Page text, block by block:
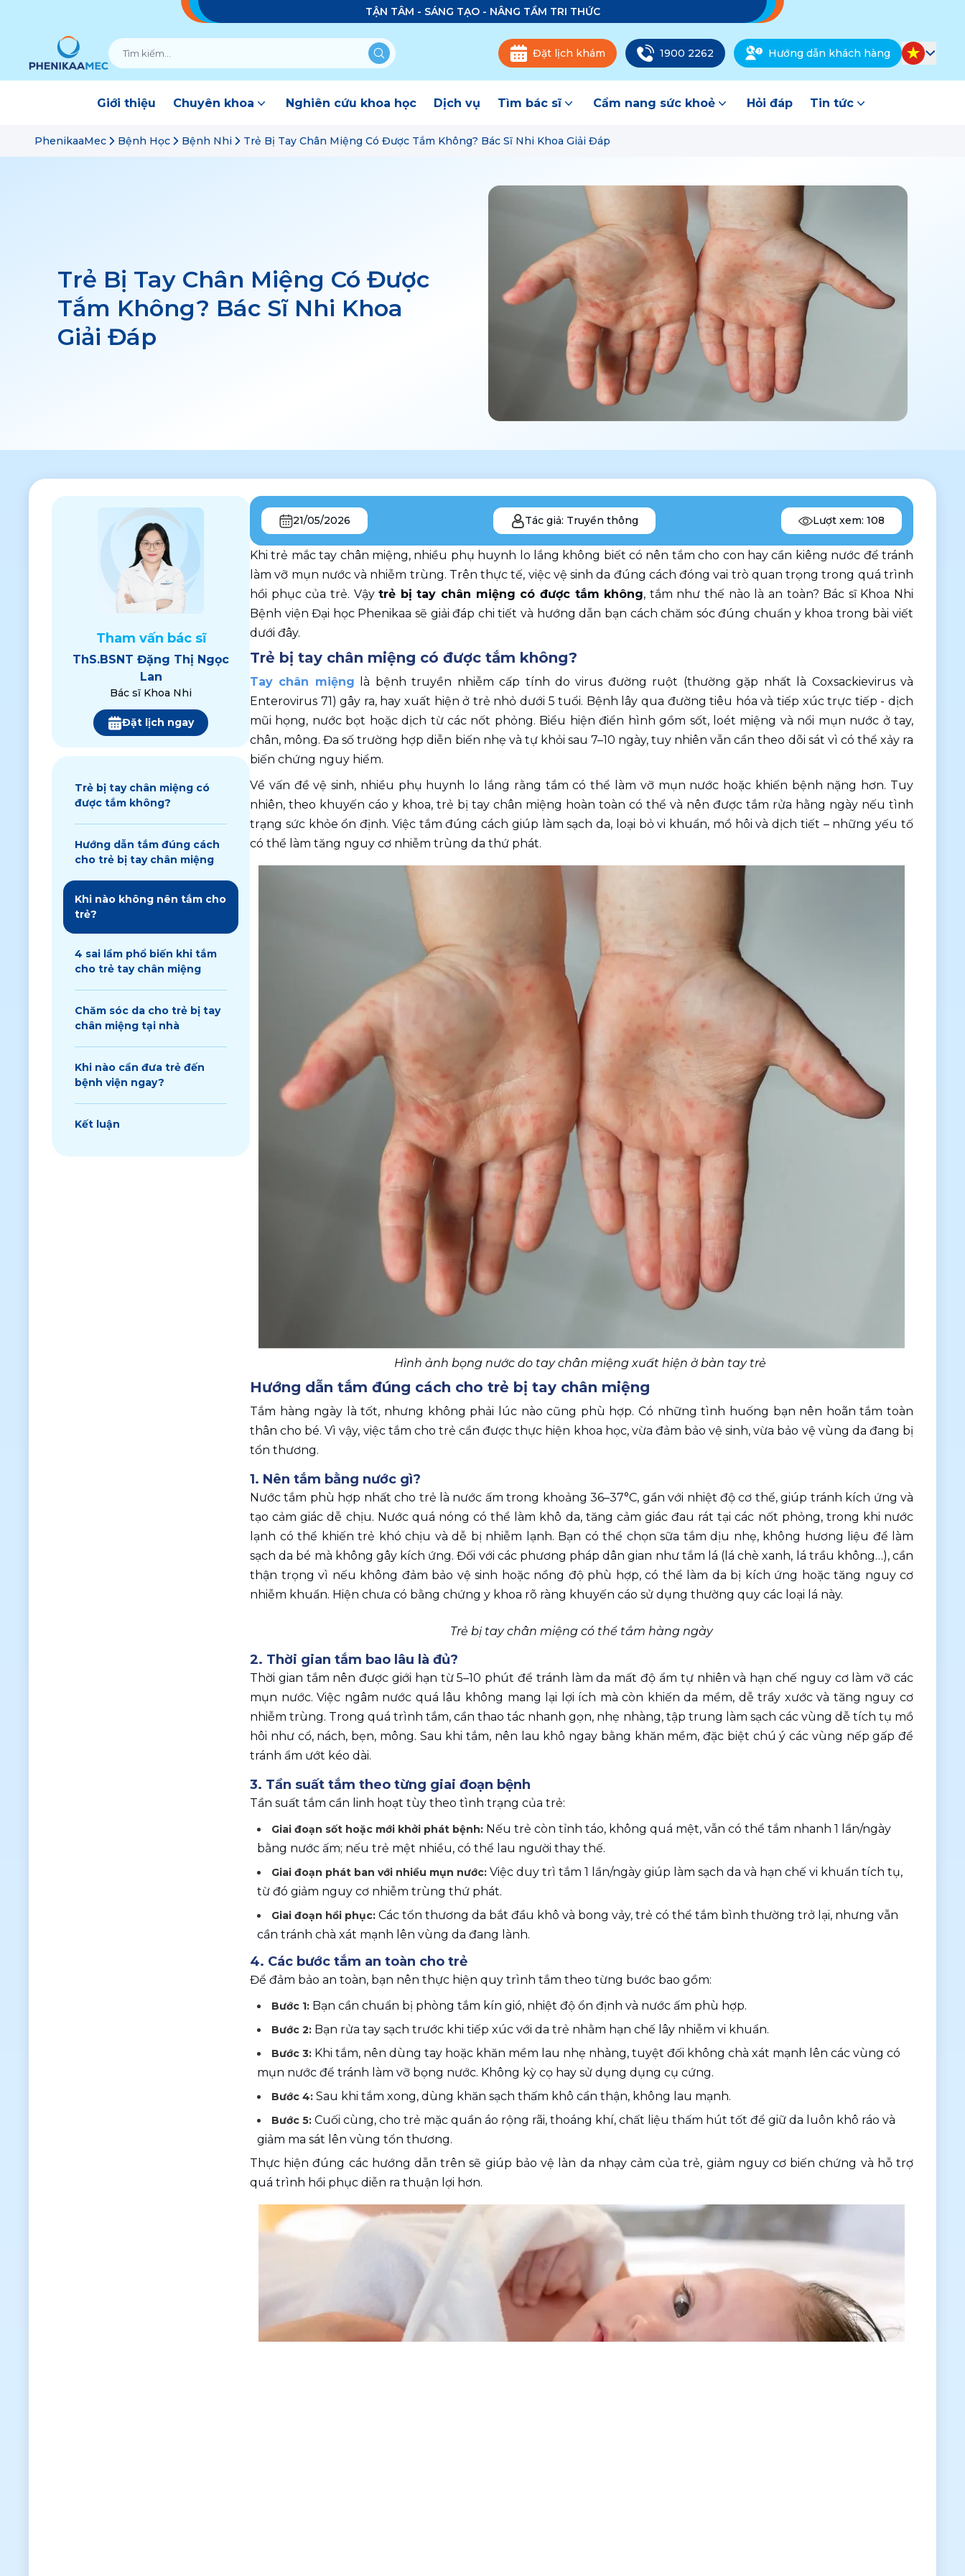
TẬN TÂM - SÁNG TẠO - NÂNG TẦM TRI THỨC
Đặt lịch khám 1900 2262 Hướng dẫn khách hàng
Giới thiệu Chuyên khoa Nghiên cứu khoa học Dịch vụ Tìm bác sĩ Cẩm nang sức khoẻ Hỏi đáp Tin tức
PhenikaaMec Bệnh Học Bệnh Nhi Trẻ Bị Tay Chân Miệng Có Được Tắm Không? Bác Sĩ Nhi Khoa Giải Đáp
Trẻ Bị Tay Chân Miệng Có Được
Tắm Không? Bác Sĩ Nhi Khoa
Giải Đáp
Tham vấn bác sĩ
ThS.BSNT Đặng Thị Ngọc
Lan
Bác sĩ Khoa Nhi
Đặt lịch ngay
Trẻ bị tay chân miệng có
được tắm không?
Hướng dẫn tắm đúng cách
cho trẻ bị tay chân miệng
Khi nào không nên tắm cho
trẻ?
4 sai lầm phổ biến khi tắm
cho trẻ tay chân miệng
Chăm sóc da cho trẻ bị tay
chân miệng tại nhà
Khi nào cần đưa trẻ đến
bệnh viện ngay?
Kết luận
21/05/2026 Tác giả: Truyền thông Lượt xem: 108
Khi trẻ mắc tay chân miệng, nhiều phụ huynh lo lắng không biết có nên tắm cho con hay cần kiêng nước để tránh
làm vỡ mụn nước và nhiễm trùng. Trên thực tế, việc vệ sinh da đúng cách đóng vai trò quan trọng trong quá trình
hồi phục của trẻ. Vậy trẻ bị tay chân miệng có được tắm không, tắm như thế nào là an toàn? Bác sĩ Khoa Nhi
Bệnh viện Đại học Phenikaa sẽ giải đáp chi tiết và hướng dẫn bạn cách chăm sóc đúng chuẩn y khoa trong bài viết
dưới đây.
Trẻ bị tay chân miệng có được tắm không?
Tay chân miệng là bệnh truyền nhiễm cấp tính do virus đường ruột (thường gặp nhất là Coxsackievirus và
Enterovirus 71) gây ra, hay xuất hiện ở trẻ nhỏ dưới 5 tuổi. Bệnh lây qua đường tiêu hóa và tiếp xúc trực tiếp - dịch
mũi họng, nước bọt hoặc dịch từ các nốt phỏng. Biểu hiện điển hình gồm sốt, loét miệng và nổi mụn nước ở tay,
chân, mông. Đa số trường hợp diễn biến nhẹ và tự khỏi sau 7–10 ngày, tuy nhiên vẫn cần theo dõi sát vì có thể xảy ra
biến chứng nguy hiểm.
Về vấn đề vệ sinh, nhiều phụ huynh lo lắng rằng tắm có thể làm vỡ mụn nước hoặc khiến bệnh nặng hơn. Tuy
nhiên, theo khuyến cáo y khoa, trẻ bị tay chân miệng hoàn toàn có thể và nên được tắm rửa hằng ngày nếu tình
trạng sức khỏe ổn định. Việc tắm đúng cách giúp làm sạch da, loại bỏ vi khuẩn, mồ hôi và dịch tiết – những yếu tố
có thể làm tăng nguy cơ nhiễm trùng da thứ phát.
Hình ảnh bọng nước do tay chân miệng xuất hiện ở bàn tay trẻ
Hướng dẫn tắm đúng cách cho trẻ bị tay chân miệng
Tắm hàng ngày là tốt, nhưng không phải lúc nào cũng phù hợp. Có những tình huống bạn nên hoãn tắm toàn
thân cho bé. Vì vậy, việc tắm cho trẻ cần được thực hiện khoa học, vừa đảm bảo vệ sinh, vừa bảo vệ vùng da đang bị
tổn thương.
1. Nên tắm bằng nước gì?
Nước tắm phù hợp nhất cho trẻ là nước ấm trong khoảng 36–37°C, gần với nhiệt độ cơ thể, giúp tránh kích ứng và
tạo cảm giác dễ chịu. Nước quá nóng có thể làm khô da, tăng cảm giác đau rát tại các nốt phỏng, trong khi nước
lạnh có thể khiến trẻ khó chịu và dễ bị nhiễm lạnh. Bạn có thể chọn sữa tắm dịu nhẹ, không hương liệu để làm
sạch da bé mà không gây kích ứng. Đối với các phương pháp dân gian như tắm lá (lá chè xanh, lá trầu không…), cần
thận trọng vì nếu không đảm bảo vệ sinh hoặc nồng độ phù hợp, có thể làm da bị kích ứng hoặc tăng nguy cơ
nhiễm khuẩn. Hiện chưa có bằng chứng y khoa rõ ràng khuyến cáo sử dụng thường quy các loại lá này.
Trẻ bị tay chân miệng có thể tắm hàng ngày
2. Thời gian tắm bao lâu là đủ?
Thời gian tắm nên được giới hạn từ 5–10 phút để tránh làm da mất độ ẩm tự nhiên và hạn chế nguy cơ làm vỡ các
mụn nước. Việc ngâm nước quá lâu không mang lại lợi ích mà còn khiến da mềm, dễ trầy xước và tăng nguy cơ
nhiễm trùng. Trong quá trình tắm, cần thao tác nhanh gọn, nhẹ nhàng, tập trung làm sạch các vùng dễ tích tụ mồ
hôi như cổ, nách, bẹn, mông. Sau khi tắm, nên lau khô ngay bằng khăn mềm, đặc biệt chú ý các vùng nếp gấp để
tránh ẩm ướt kéo dài.
3. Tần suất tắm theo từng giai đoạn bệnh
Tần suất tắm cần linh hoạt tùy theo tình trạng của trẻ:
Giai đoạn sốt hoặc mới khởi phát bệnh: Nếu trẻ còn tỉnh táo, không quá mệt, vẫn có thể tắm nhanh 1 lần/ngày
bằng nước ấm; nếu trẻ mệt nhiều, có thể lau người thay thế.
Giai đoạn phát ban với nhiều mụn nước: Việc duy trì tắm 1 lần/ngày giúp làm sạch da và hạn chế vi khuẩn tích tụ,
từ đó giảm nguy cơ nhiễm trùng thứ phát.
Giai đoạn hồi phục: Các tổn thương da bắt đầu khô và bong vảy, trẻ có thể tắm bình thường trở lại, nhưng vẫn
cần tránh chà xát mạnh lên vùng da đang lành.
4. Các bước tắm an toàn cho trẻ
Để đảm bảo an toàn, bạn nên thực hiện quy trình tắm theo từng bước bao gồm:
Bước 1: Bạn cần chuẩn bị phòng tắm kín gió, nhiệt độ ổn định và nước ấm phù hợp.
Bước 2: Bạn rửa tay sạch trước khi tiếp xúc với da trẻ nhằm hạn chế lây nhiễm vi khuẩn.
Bước 3: Khi tắm, nên dùng tay hoặc khăn mềm lau nhẹ nhàng, tuyệt đối không chà xát mạnh lên các vùng có
mụn nước để tránh làm vỡ bọng nước. Không kỳ cọ hay sử dụng dụng cụ cứng.
Bước 4: Sau khi tắm xong, dùng khăn sạch thấm khô cẩn thận, không lau mạnh.
Bước 5: Cuối cùng, cho trẻ mặc quần áo rộng rãi, thoáng khí, chất liệu thấm hút tốt để giữ da luôn khô ráo và
giảm ma sát lên vùng tổn thương.
Thực hiện đúng các hướng dẫn trên sẽ giúp bảo vệ làn da nhạy cảm của trẻ, giảm nguy cơ biến chứng và hỗ trợ
quá trình hồi phục diễn ra thuận lợi hơn.